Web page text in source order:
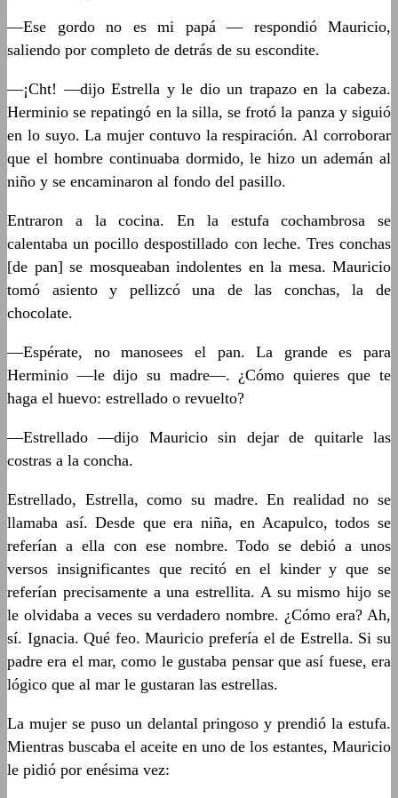
—Ese gordo no es mi papá — respondió Mauricio,
saliendo por completo de detrás de su escondite.
—¡Cht! —dijo Estrella y le dio un trapazo en la cabeza.
Herminio se repatingó en la silla, se frotó la panza y siguió
en lo suyo. La mujer contuvo la respiración. Al corroborar
que el hombre continuaba dormido, le hizo un ademán al
niño y se encaminaron al fondo del pasillo.
Entraron a la cocina. En la estufa cochambrosa se
calentaba un pocillo despostillado con leche. Tres conchas
[de pan] se mosqueaban indolentes en la mesa. Mauricio
tomó asiento y pellizcó una de las conchas, la de
chocolate.
—Espérate, no manosees el pan. La grande es para
Herminio —le dijo su madre—. ¿Cómo quieres que te
haga el huevo: estrellado o revuelto?
—Estrellado —dijo Mauricio sin dejar de quitarle las
costras a la concha.
Estrellado, Estrella, como su madre. En realidad no se
llamaba así. Desde que era niña, en Acapulco, todos se
referían a ella con ese nombre. Todo se debió a unos
versos insignificantes que recitó en el kinder y que se
referían precisamente a una estrellita. A su mismo hijo se
le olvidaba a veces su verdadero nombre. ¿Cómo era? Ah,
sí. Ignacia. Qué feo. Mauricio prefería el de Estrella. Si su
padre era el mar, como le gustaba pensar que así fuese, era
lógico que al mar le gustaran las estrellas.
La mujer se puso un delantal pringoso y prendió la estufa.
Mientras buscaba el aceite en uno de los estantes, Mauricio
le pidió por enésima vez: